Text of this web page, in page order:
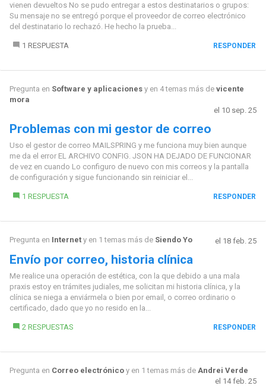
vienen devueltos No se pudo entregar a estos destinatarios o grupos:
Su mensaje no se entregó porque el proveedor de correo electrónico
del destinatario lo rechazó. He hecho la prueba...
1 RESPUESTA RESPONDER
Pregunta en Software y aplicacionesy en 4 temas más de vicente
mora
el 10 sep. 25
Problemas con mi gestor de correo
Uso el gestor de correo MAILSPRING y me funciona muy bien aunque
me da el error EL ARCHIVO CONFIG. JSON HA DEJADO DE FUNCIONAR
de vez en cuando Lo configuro de nuevo con mis correos y la pantalla
de configuración y sigue funcionando sin reiniciar el...
1 RESPUESTA RESPONDER
Pregunta en Internety en 1 temas más de Siendo Yo el 18 feb. 25
Envío por correo, historia clínica
Me realice una operación de estética, con la que debido a una mala
praxis estoy en trámites judiales, me solicitan mi historia clínica, y la
clínica se niega a enviármela o bien por email, o correo ordinario o
certificado, dado que yo no resido en la...
2 RESPUESTAS RESPONDER
Pregunta en Correo electrónicoy en 1 temas más de Andrei Verde
el 14 feb. 25